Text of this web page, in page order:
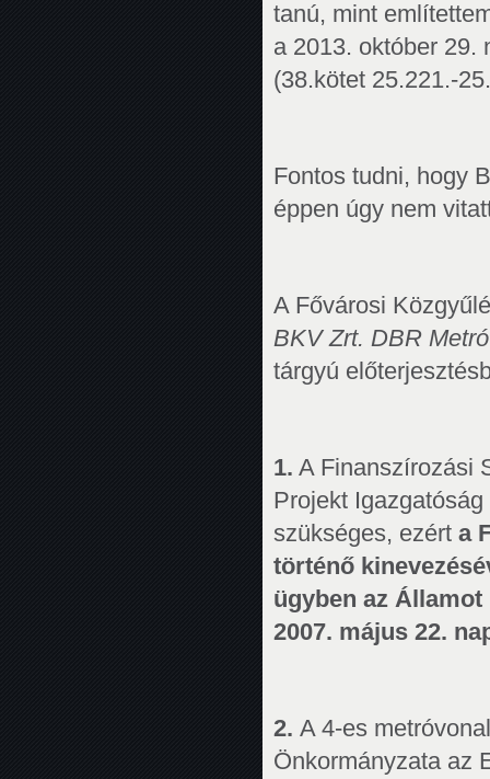
tanú, mint
a 2013. október 29.
(38.kötet 25.221.-
Fontos tudni, hogy
éppen úgy nem
A Fővárosi
BKV Zrt. DBR
tárgyú
1. A Finanszírozási
Projekt
szükséges, ezért a
történő
ügyben az
2007. május 22.
2. A 4-es
Önkormányzata az